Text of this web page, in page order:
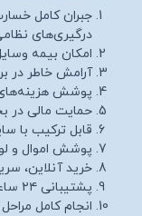
جبران کامل
درگیری‌های
امکان بیمه
آرامش خاطر در
پوشش هزینه‌های
حمایت مالی در
قابل ترکیب با
پوشش اموال و
خرید آنلاین،
پشتیبانی ۲۴ ساعته و مشاوره رایگان
انجام کامل